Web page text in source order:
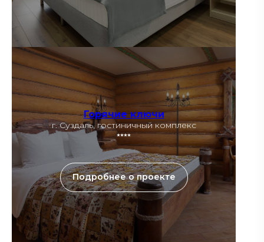
Горячие ключи
г. Суздаль, гостиничный комплекс
⭑⭑⭑⭑
Подробнее о проекте